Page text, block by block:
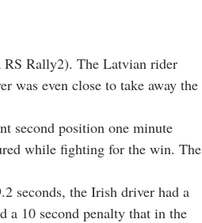
RS Rally2). The Latvian rider
was even close to take away the
second position one minute
while fighting for the win. The
seconds, the Irish driver had a
a 10 second penalty that in the